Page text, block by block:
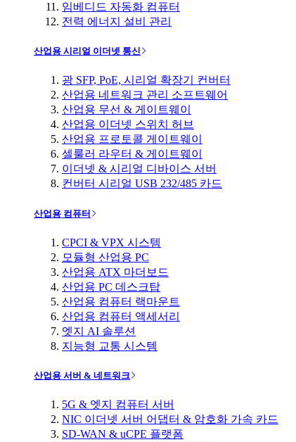
임베디드 자동화 컴퓨터
전력 에너지 설비 관리
산업용 시리얼 이더넷 통신
광 SFP, PoE, 시리얼 확장기 컨버터
산업용 네트워크 관리 소프트웨어
산업용 무선 & 게이트웨이
산업용 이더넷 스위치 허브
산업용 프로토콜 게이트웨이
셀룰러 라우터 & 게이트웨이
이더넷 & 시리얼 디바이스 서버
컨버터 시리얼 USB 232/485 카드
산업용 컴퓨터
CPCI & VPX 시스템
모듈형 산업용 PC
산업용 ATX 마더보드
산업용 PC 데스크탑
산업용 컴퓨터 랙마운트
산업용 컴퓨터 액세서리
엣지 AI 솔루션
지능형 교통 시스템
산업용 서버 & 네트워크
5G & 엣지 컴퓨터 서버
NIC 이더넷 서버 어댑터 & 암호화 가속 카드
SD-WAN & uCPE 플랫폼